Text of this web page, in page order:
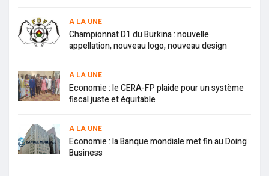
A LA UNE
Championnat D1 du Burkina : nouvelle
appellation, nouveau logo, nouveau design
A LA UNE
Economie : le CERA-FP plaide pour un système
fiscal juste et équitable
A LA UNE
Economie : la Banque mondiale met fin au Doing
Business